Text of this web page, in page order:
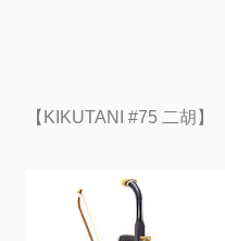
【KIKUTANI #75 二胡】